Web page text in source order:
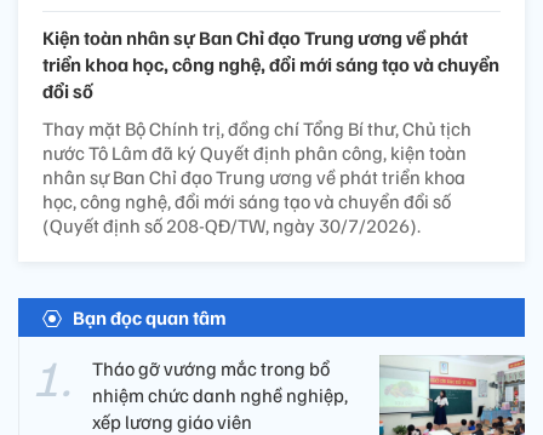
Kiện toàn nhân sự Ban Chỉ đạo Trung ương về phát
triển khoa học, công nghệ, đổi mới sáng tạo và chuyển
đổi số
Thay mặt Bộ Chính trị, đồng chí Tổng Bí thư, Chủ tịch
nước Tô Lâm đã ký Quyết định phân công, kiện toàn
nhân sự Ban Chỉ đạo Trung ương về phát triển khoa
học, công nghệ, đổi mới sáng tạo và chuyển đổi số
(Quyết định số 208-QĐ/TW, ngày 30/7/2026).
Bạn đọc quan tâm
Tháo gỡ vướng mắc trong bổ
nhiệm chức danh nghề nghiệp,
xếp lương giáo viên